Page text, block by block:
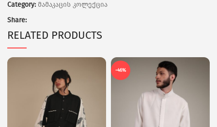
Category: მამაკაცის კოლექცია
Share:
RELATED PRODUCTS
-46%